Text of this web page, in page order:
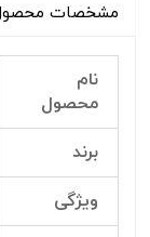
مشخصات
نام
محصول
برند
ویژگی